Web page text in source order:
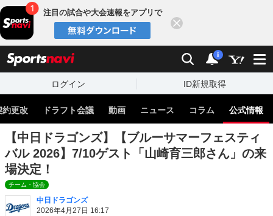
注目の試合や大会速報をアプリで
検索 通知
i
ログイン ID新規取得
約更改 ドラフト会議 動画 ニュース コラム 公式情報
【中日ドラゴンズ】【ブルーサマーフェスティ
バル 2026】7/10ゲスト「山崎育三郎さん」の来
場決定！
チーム・協会
中日ドラゴンズ
2026年4月27日 16:17